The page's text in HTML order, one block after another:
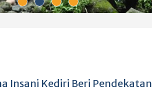
Insani Kediri Beri Pendekatan